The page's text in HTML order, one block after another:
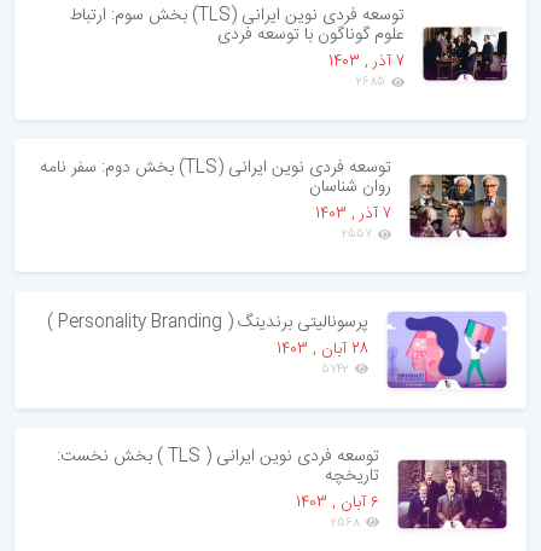
توسعه فردی نوین ایرانی (TLS) بخش سوم: ارتباط
علوم گوناگون با توسعه فردی
7 آذر , 1403
2685
توسعه فردی نوین ایرانی (TLS) بخش دوم: سفر نامه
روان شناسان
7 آذر , 1403
2557
پرسونالیتی برندینگ ( Personality Branding )
28 آبان , 1403
5742
توسعه فردی نوین ایرانی ( TLS ) بخش نخست:
تاریخچه
6 آبان , 1403
2568